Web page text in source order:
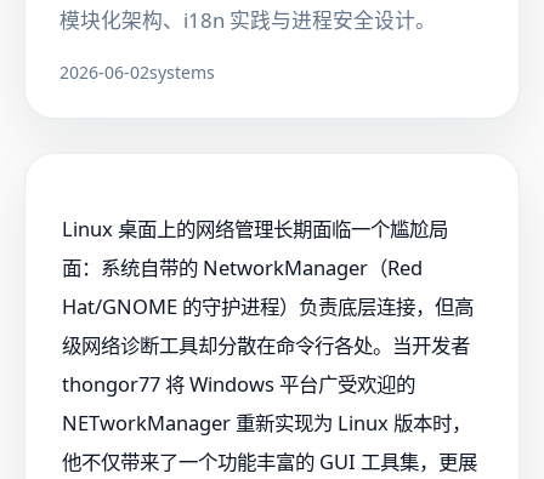
模块化架构、i18n 实践与进程安全设计。
2026-06-02systems
Linux 桌面上的网络管理长期面临一个尴尬局
面：系统自带的 NetworkManager（Red
Hat/GNOME 的守护进程）负责底层连接，但高
级网络诊断工具却分散在命令行各处。当开发者
thongor77 将 Windows 平台广受欢迎的
NETworkManager 重新实现为 Linux 版本时，
他不仅带来了一个功能丰富的 GUI 工具集，更展